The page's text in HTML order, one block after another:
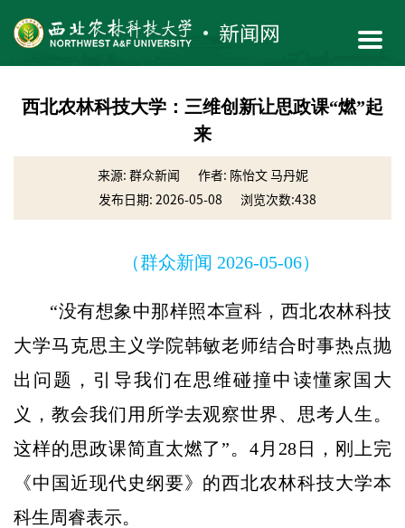
西北农林科技大学：三维创新让思政课“燃”起
来
来源: 群众新闻
作者: 陈怡文 马丹妮
发布日期: 2026-05-08
浏览次数:438
（群众新闻 2026-05-06）
“没有想象中那样照本宣科，西北农林科技
大学马克思主义学院韩敏老师结合时事热点抛
出问题，引导我们在思维碰撞中读懂家国大
义，教会我们用所学去观察世界、思考人生。
这样的思政课简直太燃了”。4月28日，刚上完
《中国近现代史纲要》的西北农林科技大学本
科生周睿表示。